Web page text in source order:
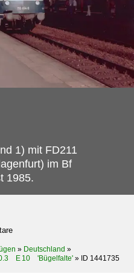
1) mit FD211
im Bf
1985.
» Deutschland »
E 10 'Bügelfalte' » ID 1441735